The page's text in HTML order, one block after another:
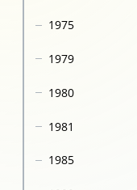
1975
1979
1980
1981
1985